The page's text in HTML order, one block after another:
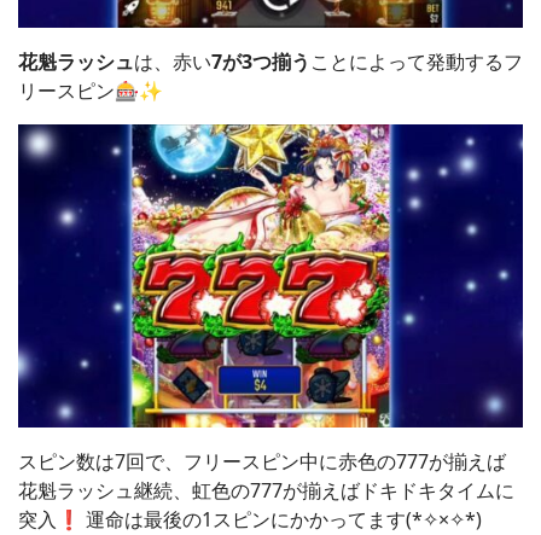
花魁ラッシュは、赤い7が3つ揃う ことによって発動するフ
リースピン🎰✨
スピン数は7回で、フリースピン中に赤色の777が揃えば
花魁ラッシュ継続、虹色の777が揃えばドキドキタイムに
突入❗️ 運命は最後の1スピンにかかってます(*✧×✧*)